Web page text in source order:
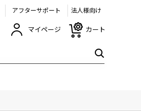
アフターサポート 法人様向け
マイページ カート